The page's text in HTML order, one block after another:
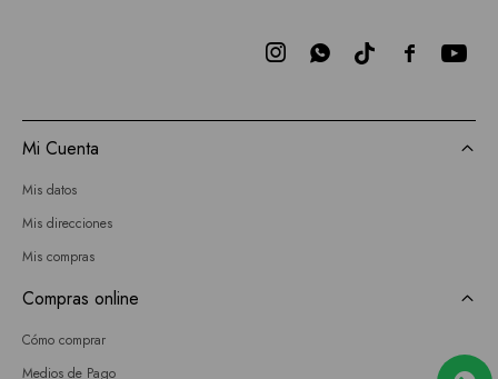

 
Mi Cuenta
Mis datos
Mis direcciones
Mis compras
Compras online
Cómo comprar
Medios de Pago